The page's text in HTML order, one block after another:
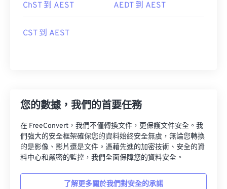
ChST 到 AEST AEDT 到 AEST
CST 到 AEST
您的數據，我們的首要任務
在 FreeConvert，我們不僅轉換文件，更保護文件安全。我
們強大的安全框架確保您的資料始終安全無虞，無論您轉換
的是影像、影片還是文件。憑藉先進的加密技術、安全的資
料中心和嚴密的監控，我們全面保障您的資料安全。
了解更多關於我們對安全的承諾